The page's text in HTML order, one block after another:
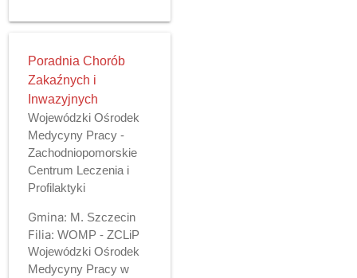
Poradnia Chorób
Zakaźnych i
Inwazyjnych
Wojewódzki Ośrodek
Medycyny Pracy -
Zachodniopomorskie
Centrum Leczenia i
Profilaktyki
Gmina: M. Szczecin
Filia: WOMP - ZCLiP
Wojewódzki Ośrodek
Medycyny Pracy w